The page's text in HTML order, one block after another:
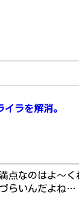
ラを解消。
点なのはよ～
らいんだよね…